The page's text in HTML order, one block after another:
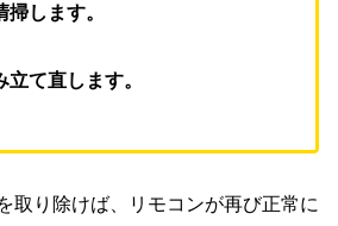
します。
て直します。
取り除けば、リモコンが再び正常に